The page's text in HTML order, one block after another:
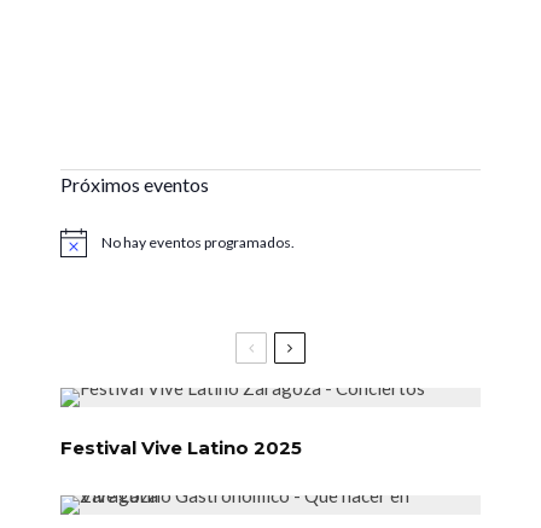
Próximos eventos
Aviso No hay eventos programados.
Festival Vive Latino 2025